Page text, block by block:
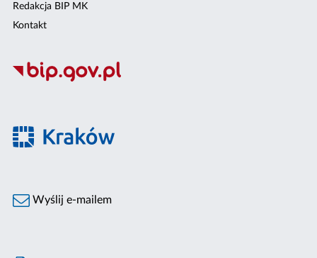
Redakcja BIP MK
Kontakt
Wyślij e-mailem